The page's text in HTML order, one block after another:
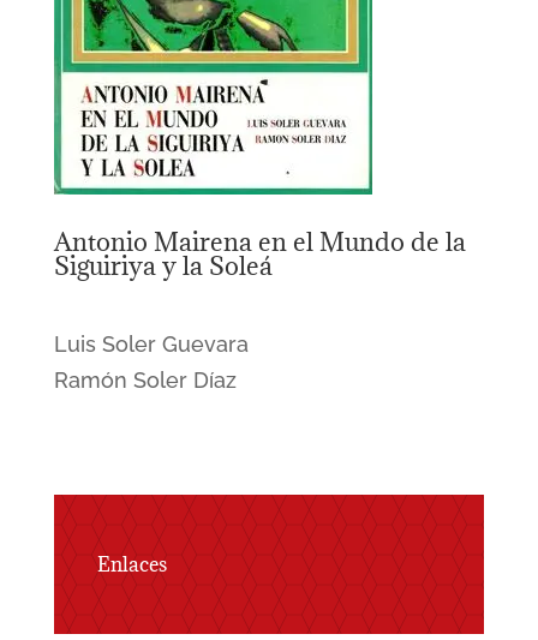
Antonio Mairena en el Mundo de la
Siguiriya y la Soleá
Luis Soler Guevara
Ramón Soler Díaz
Enlaces